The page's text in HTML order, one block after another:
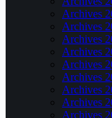
Archives
Archives
Archives
Archives
Archives
Archives
Archives
Archives
Archives